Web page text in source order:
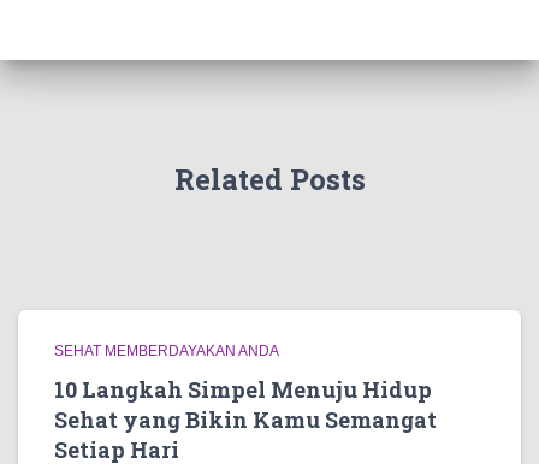
Related Posts
SEHAT MEMBERDAYAKAN ANDA
10 Langkah Simpel Menuju Hidup
Sehat yang Bikin Kamu Semangat
Setiap Hari